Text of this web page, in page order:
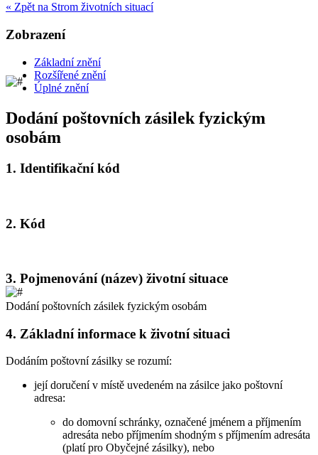
« Zpět na Strom životních situací
Zobrazení
Základní znění
Rozšířené znění
Úplné znění
Dodání poštovních zásilek fyzickým
osobám
1. Identifikační kód
2. Kód
3. Pojmenování (název) životní situace
Dodání poštovních zásilek fyzickým osobám
4. Základní informace k životní situaci
Dodáním poštovní zásilky se rozumí:
její doručení v místě uvedeném na zásilce jako poštovní
adresa:
do domovní schránky, označené jménem a příjmením
adresáta nebo příjmením shodným s příjmením adresáta
(platí pro Obyčejné zásilky), nebo